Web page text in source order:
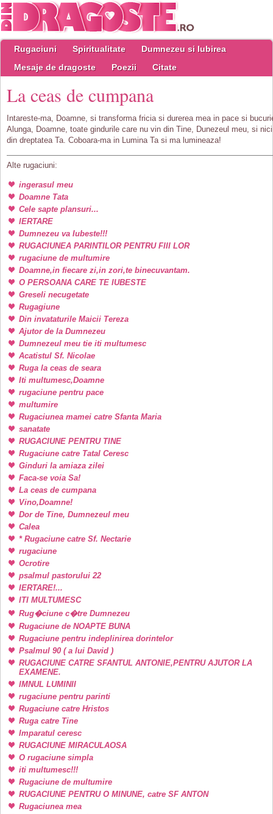
Rugaciuni Spiritualitate
Dumnezeu si Iubirea
Mesaje de dragoste
Poezii Citate
La ceas de cumpana
Intareste-ma, Doamne, si transforma fricia si durerea mea in pace si
Alunga, Doamne, toate gindurile care nu vin din Tine, Dunezeul meu, si nici
din dreptatea Ta. Coboara-ma in Lumina Ta si ma lumineaza!
Alte rugaciuni:
ingerasul meu
Doamne Tata
Cele sapte plansuri...
IERTARE
Dumnezeu va Iubeste!!!
RUGACIUNEA PARINTILOR PENTRU FIII LOR
rugaciune de multumire
Doamne,in fiecare zi,in zori,te binecuvantam.
O PERSOANA CARE TE IUBESTE
Greseli necugetate
Rugagiune
Din invataturile Maicii Tereza
Ajutor de la Dumnezeu
Dumnezeul meu tie iti multumesc
Acatistul Sf. Nicolae
Ruga la ceas de seara
Iti multumesc,Doamne
rugaciune pentru pace
multumire
Rugaciunea mamei catre Sfanta Maria
sanatate
RUGACIUNE PENTRU TINE
Rugaciune catre Tatal Ceresc
Ginduri la amiaza zilei
Faca-se voia Sa!
La ceas de cumpana
Vino,Doamne!
Dor de Tine, Dumnezeul meu
Calea
* Rugaciune catre Sf. Nectarie
rugaciune
Ocrotire
psalmul pastorului 22
IERTARE!...
ITI MULTUMESC
Rug�ciune c�tre Dumnezeu
Rugaciune de NOAPTE BUNA
Rugaciune pentru indeplinirea dorintelor
Psalmul 90 ( a lui David )
RUGACIUNE CATRE SFANTUL ANTONIE,PENTRU AJUTOR LA
EXAMENE.
IMNUL LUMINII
rugaciune pentru parinti
Rugaciune catre Hristos
Ruga catre Tine
Imparatul ceresc
RUGACIUNE MIRACULAOSA
O rugaciune simpla
iti multumesc!!!
Rugaciune de multumire
RUGACIUNE PENTRU O MINUNE, catre SF ANTON
Rugaciunea mea